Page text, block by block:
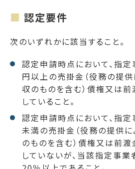
認定要件
次のいずれかに該当すること。
認定申請時点において、指
円以上の売掛金（役務の提
収のものを含む）債権又は
していること。
認定申請時点において、指
未満の売掛金（役務の提供
のものを含む）債権又は前
していないが、当該指定事